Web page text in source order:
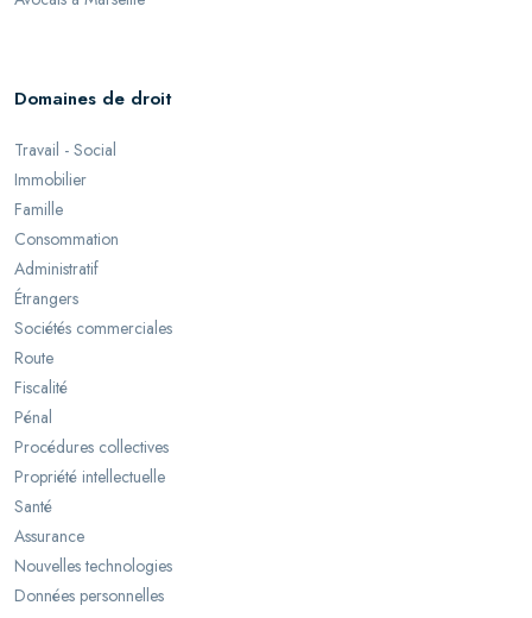
Domaines de droit
Travail - Social
Immobilier
Famille
Consommation
Administratif
Étrangers
Sociétés commerciales
Route
Fiscalité
Pénal
Procédures collectives
Propriété intellectuelle
Santé
Assurance
Nouvelles technologies
Données personnelles